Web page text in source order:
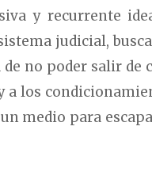
y recurrente
judicial,
no poder salir de
a los
medio para